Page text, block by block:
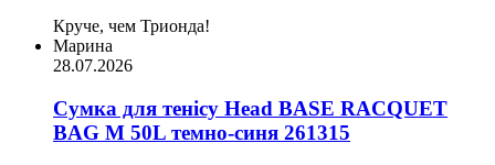
Круче, чем Трионда!
Марина
28.07.2026
Сумка для тенісу Head BASE RACQUET
BAG M 50L темно-синя 261315